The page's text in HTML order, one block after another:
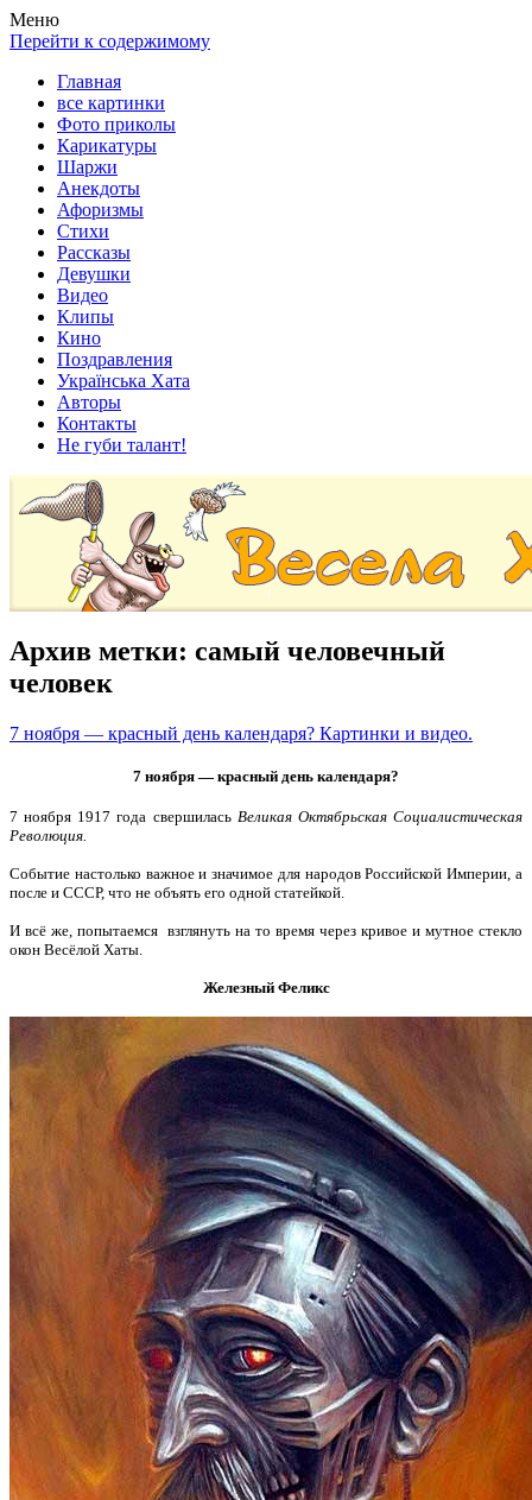
Весела хата — прикольные картинки, смешные истории,
клипы!
Покажем всем ваши фото приколы, карикатуры, шаржи, стихи,
рассказы, видео и песни!
Меню
Перейти к содержимому
Главная
все картинки
Фото приколы
Карикатуры
Шаржи
Анекдоты
Афоризмы
Стихи
Рассказы
Девушки
Видео
Клипы
Кино
Поздравления
Українська Хата
Авторы
Контакты
Не губи талант!
Архив метки: самый человечный
человек
7 ноября — красный день календаря? Картинки и видео.
7 ноября — красный день календаря?
7 ноября 1917 года свершилась Великая Октябрьская Социалистическая
Революция.
Событие настолько важное и значимое для народов Российской Империи, а
после и СССР, что не объять его одной статейкой.
И всё же, попытаемся взглянуть на то время через кривое и мутное стекло
окон Весёлой Хаты.
Железный Феликс